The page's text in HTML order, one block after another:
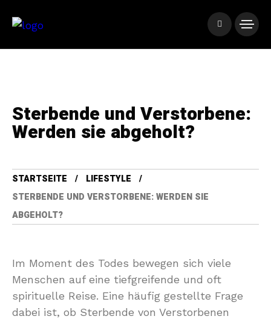
Sterbende und Verstorbene:
Werden sie abgeholt?
STARTSEITE
LIFESTYLE
STERBENDE UND VERSTORBENE: WERDEN SIE
ABGEHOLT?
Im Moment des Todes bewegen sich viele
Menschen auf eine tiefgreifende und oft
spirituelle Reise. Eine häufig gestellte Frage
dabei ist, ob Sterbende von Verstorbenen